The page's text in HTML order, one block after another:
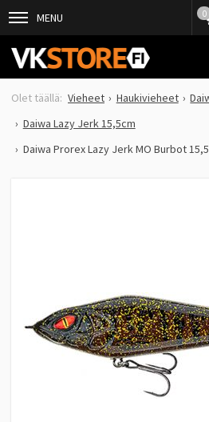
MENU 0
Vieheet Haukivieheet
Daiwa Lazy Jerk 15,5cm
Daiwa Prorex Lazy Jerk MO Burbot